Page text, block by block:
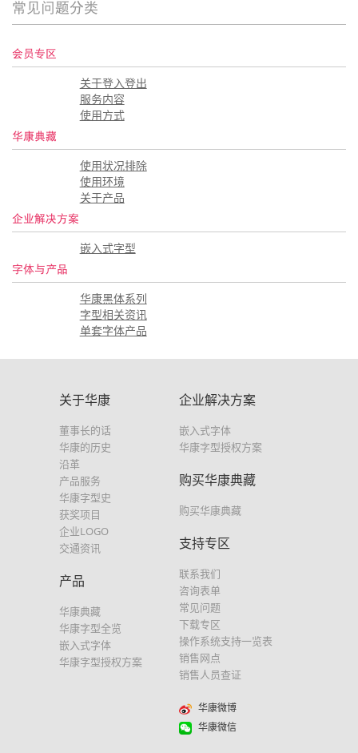
常见问题分类
会员专区
关于登入登出
服务内容
使用方式
华康典藏
使用状况排除
使用环境
关于产品
企业解决方案
嵌入式字型
字体与产品
华康黑体系列
字型相关资讯
单套字体产品
关于华康
董事长的话
华康的历史
沿革
产品服务
华康字型史
获奖项目
企业LOGO
交通资讯
产品
华康典藏
华康字型全览
嵌入式字体
华康字型授权方案
企业解决方案
嵌入式字体
华康字型授权方案
购买华康典藏
购买华康典藏
支持专区
联系我们
咨询表单
常见问题
下载专区
操作系统支持一览表
销售网点
销售人员查证
华康微博
华康微信